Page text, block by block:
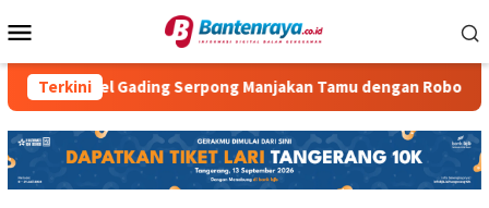
ke
Mobile
Terkini
Gading Serpong Manjakan Tamu dengan Robot Waiter